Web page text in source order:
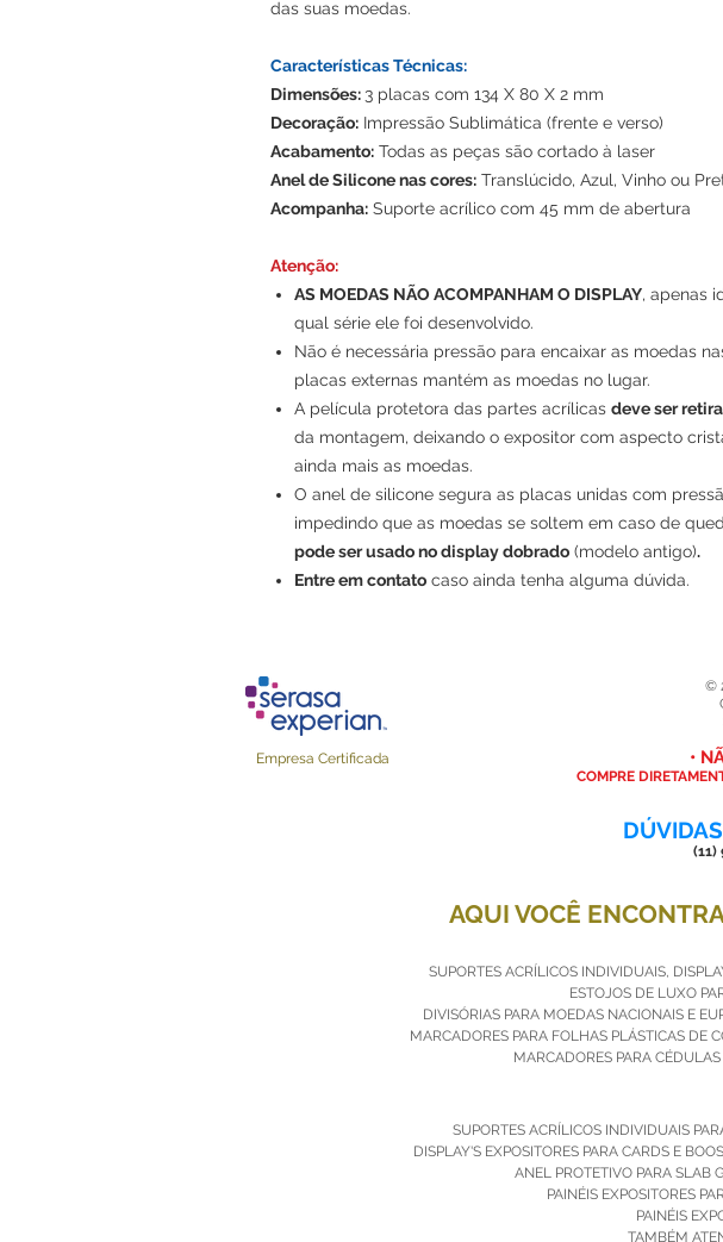
das suas moedas.
Características Técnicas:
Dimensões: 3 placas com 134 X 80 X 2 mm
Decoração: Impressão Sublimática (frente e verso)
Acabamento: Todas as peças são cortado à laser
Anel de Silicone nas cores: Translúcido, Azul, Vinho ou
Acompanha: Suporte acrílico com 45 mm de abertura
Atenção:
AS MOEDAS NÃO ACOMPANHAM O DISPLAY, apenas
qual série ele foi desenvolvido.
Não é necessária pressão para encaixar as moedas
placas externas mantém as moedas no lugar.
A película protetora das partes acrílicas deve ser
da montagem, deixando o expositor com aspecto
ainda mais as moedas.
O anel de silicone segura as placas unidas com
impedindo que as moedas se soltem em caso de
pode ser usado no display dobrado (modelo antigo).
Entre em contato caso ainda tenha alguma dúvida.
©
Empresa Certificada •
COMPRE
(11)
AQUI VOCÊ
SUPORTES ACRÍLICOS INDIVIDUAIS,
ESTOJOS DE LUXO
DIVISÓRIAS PARA MOEDAS NACIONAIS E
MARCADORES PARA FOLHAS PLÁSTICAS DE
MARCADORES PARA
SUPORTES ACRÍLICOS INDIVIDUAIS
DISPLAY'S EXPOSITORES PARA CARDS E
ANEL PROTETIVO PARA SLAB
PAINÉIS EXPOSITORES
PAINÉIS
TAMBÉM